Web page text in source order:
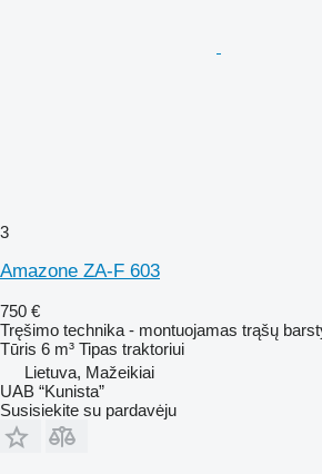
3
Amazone ZA-F 603
750 €
Tręšimo technika - montuojamas trąšų
Tūris 6 m³ Tipas traktoriui
Lietuva, Mažeikiai
UAB “Kunista”
Susisiekite su pardavėju